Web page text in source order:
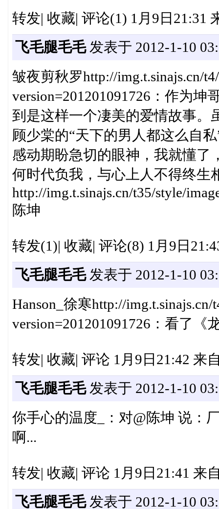
转发| 收藏| 评论(1) 1月9日21:31
飞毛腿毛毛发表于 2012-1-10
皱夜剪秋罗http://img.t.sinajs.cn/
version=201201091726：作为
到是这样一个凄美的爱情故事。
顾少棠的“天下的男人都这么自
感动期盼急切的眼神，我就懂了
何时代负我，与心上人不得终生
http://img.t.sinajs.cn/t35/style/
陈坤
转发(1)| 收藏| 评论(8) 1月9日
飞毛腿毛毛发表于 2012-1-10
Hanson_徐寒http://img.t.sinajs.cn/
version=201201091726：看了
转发| 收藏| 评论 1月9日21:42 来
飞毛腿毛毛发表于 2012-1-10
你手心的温度_：对@陈坤 说：
啊...
转发| 收藏| 评论 1月9日21:41 来
飞毛腿毛毛发表于 2012-1-10